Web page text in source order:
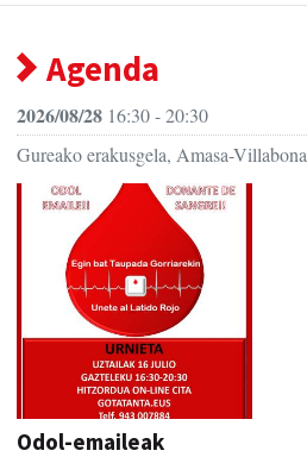
Agenda
2026/08/28 16:30 - 20:30
Gureako erakusgela, Amasa-Villabona
Odol-emaileak